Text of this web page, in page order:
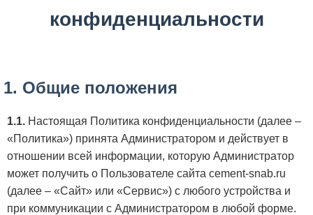
конфиденциальности
1. Общие положения
1.1. Настоящая Политика конфиденциальности (далее –
«Политика») принята Администратором и действует в
отношении всей информации, которую Администратор
может получить о Пользователе сайта cement-snab.ru
(далее – «Сайт» или «Сервис») с любого устройства и
при коммуникации с Администратором в любой форме.